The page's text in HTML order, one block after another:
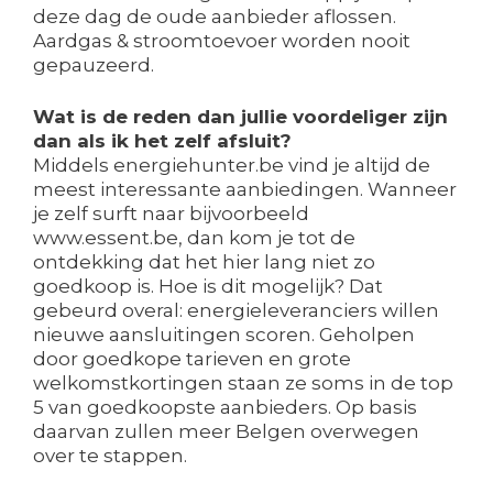
deze dag de oude aanbieder aflossen.
Aardgas & stroomtoevoer worden nooit
gepauzeerd.
Wat is de reden dan jullie voordeliger zijn
dan als ik het zelf afsluit?
Middels energiehunter.be vind je altijd de
meest interessante aanbiedingen. Wanneer
je zelf surft naar bijvoorbeeld
www.essent.be, dan kom je tot de
ontdekking dat het hier lang niet zo
goedkoop is. Hoe is dit mogelijk? Dat
gebeurd overal: energieleveranciers willen
nieuwe aansluitingen scoren. Geholpen
door goedkope tarieven en grote
welkomstkortingen staan ze soms in de top
5 van goedkoopste aanbieders. Op basis
daarvan zullen meer Belgen overwegen
over te stappen.